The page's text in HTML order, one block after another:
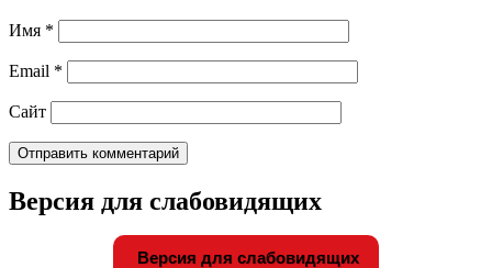
Имя *
Email *
Сайт
Версия для слабовидящих
Версия для слабовидящих